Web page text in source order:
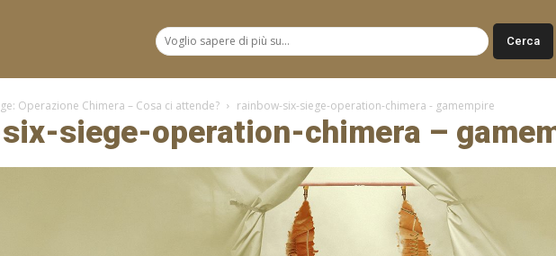
Operazione Chimera – Cosa ci attende? rainbow-six-siege-operation-chimera - gamempire
siege-operation-chimera –